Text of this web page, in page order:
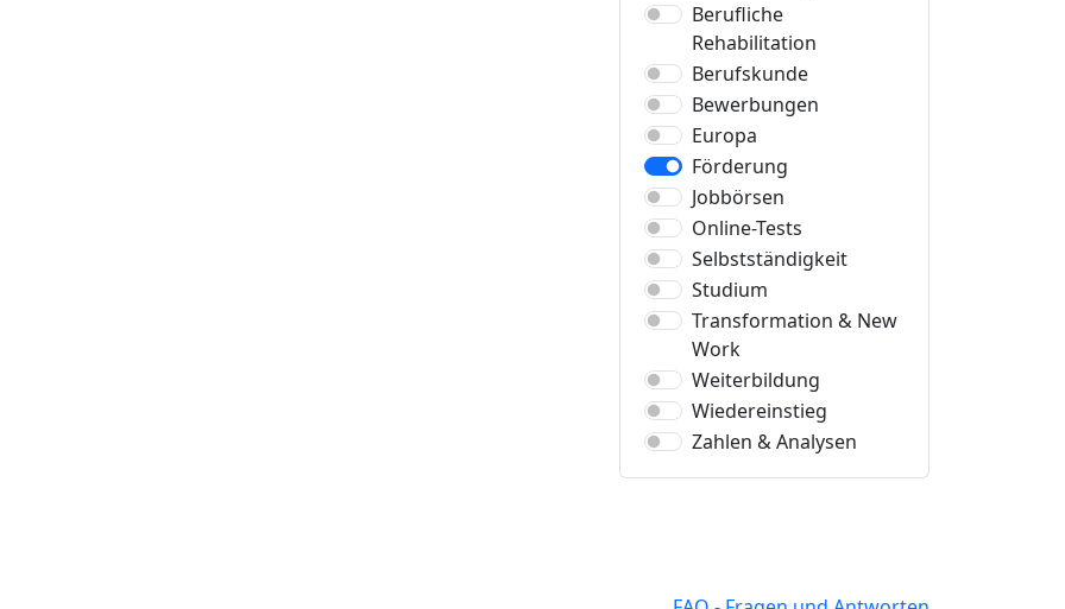
Berufliche
Rehabilitation
Berufskunde
Bewerbungen
Europa
Förderung
Jobbörsen
Online-Tests
Selbstständigkeit
Studium
Transformation & New
Work
Weiterbildung
Wiedereinstieg
Zahlen & Analysen